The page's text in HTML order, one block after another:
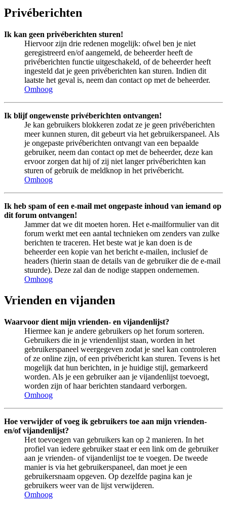
Privéberichten
Ik kan geen privéberichten sturen!
Hiervoor zijn drie redenen mogelijk: ofwel ben je niet
geregistreerd en/of aangemeld, de beheerder heeft de
privéberichten functie uitgeschakeld, of de beheerder heeft
ingesteld dat je geen privéberichten kan sturen. Indien dit
laatste het geval is, neem dan contact op met de beheerder.
Omhoog
Ik blijf ongewenste privéberichten ontvangen!
Je kan gebruikers blokkeren zodat ze je geen privéberichten
meer kunnen sturen, dit gebeurt via het gebruikerspaneel. Als
je ongepaste privéberichten ontvangt van een bepaalde
gebruiker, neem dan contact op met de beheerder, deze kan
ervoor zorgen dat hij of zij niet langer privéberichten kan
sturen of gebruik de meldknop in het privébericht.
Omhoog
Ik heb spam of een e-mail met ongepaste inhoud van iemand op
dit forum ontvangen!
Jammer dat we dit moeten horen. Het e-mailformulier van dit
forum werkt met een aantal technieken om zenders van zulke
berichten te traceren. Het beste wat je kan doen is de
beheerder een kopie van het bericht e-mailen, inclusief de
headers (hierin staan de details van de gebruiker die de e-mail
stuurde). Deze zal dan de nodige stappen ondernemen.
Omhoog
Vrienden en vijanden
Waarvoor dient mijn vrienden- en vijandenlijst?
Hiermee kan je andere gebruikers op het forum sorteren.
Gebruikers die in je vriendenlijst staan, worden in het
gebruikerspaneel weergegeven zodat je snel kan controleren
of ze online zijn, of een privébericht kan sturen. Tevens is het
mogelijk dat hun berichten, in je huidige stijl, gemarkeerd
worden. Als je een gebruiker aan je vijandenlijst toevoegt,
worden zijn of haar berichten standaard verborgen.
Omhoog
Hoe verwijder of voeg ik gebruikers toe aan mijn vrienden-
en/of vijandenlijst?
Het toevoegen van gebruikers kan op 2 manieren. In het
profiel van iedere gebruiker staat er een link om de gebruiker
aan je vrienden- of vijandenlijst toe te voegen. De tweede
manier is via het gebruikerspaneel, dan moet je een
gebruikersnaam opgeven. Op dezelfde pagina kan je
gebruikers weer van de lijst verwijderen.
Omhoog